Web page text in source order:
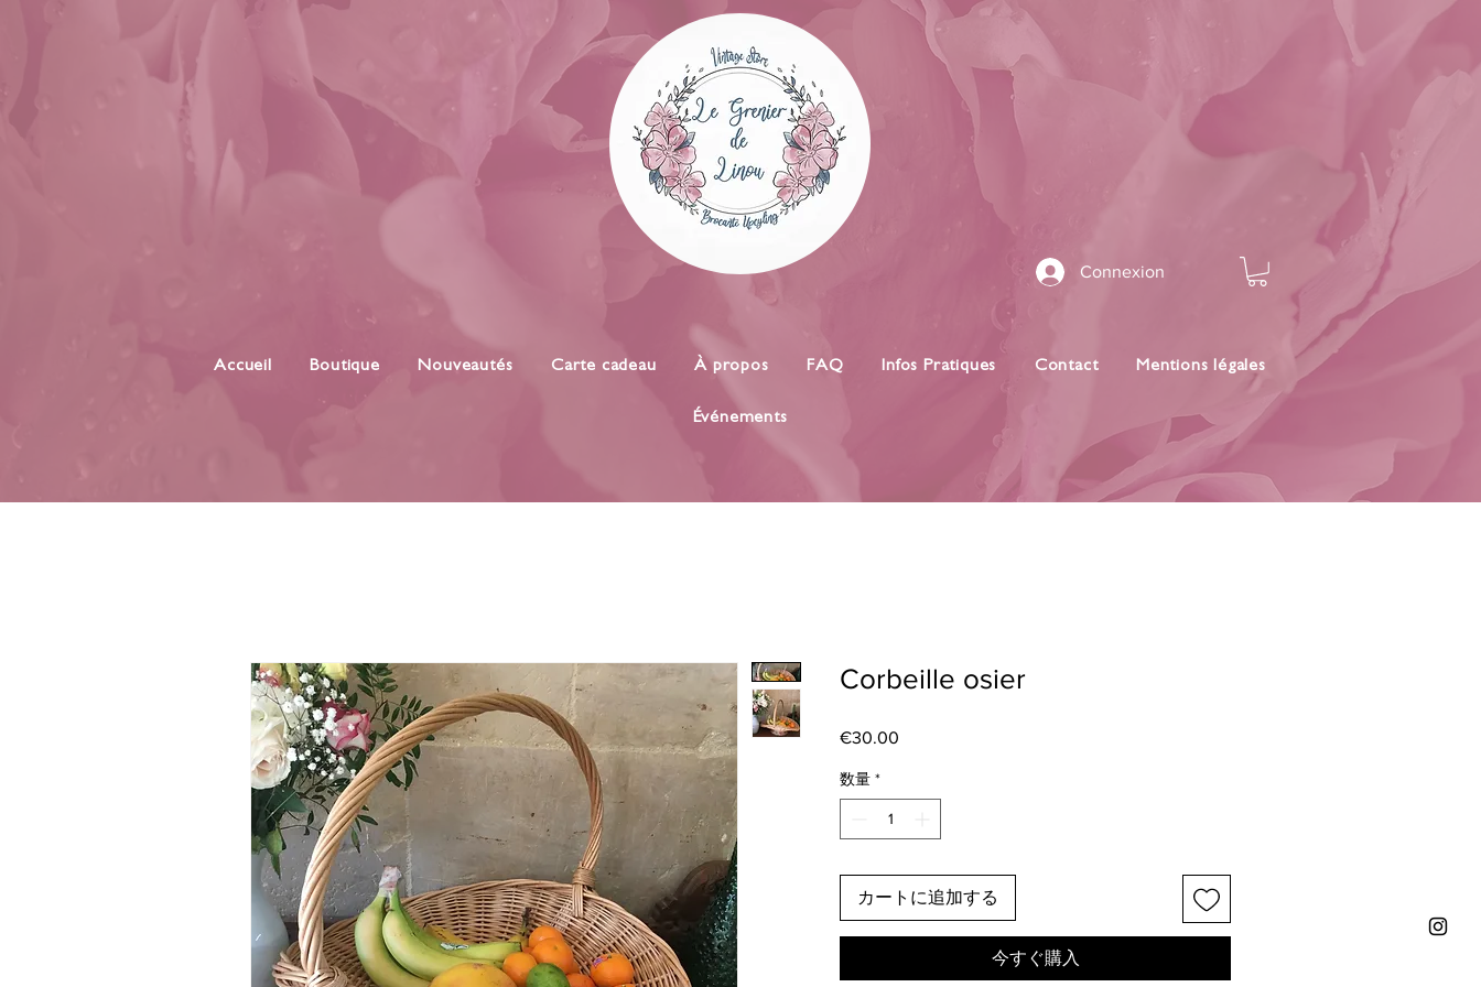
Connexion
Accueil Boutique Nouveautés Carte cadeau À propos FAQ Infos Pratiques Contact Mentions légales
Événements
Corbeille osier
€30.00
数量 *
カートに追加する
今すぐ購入